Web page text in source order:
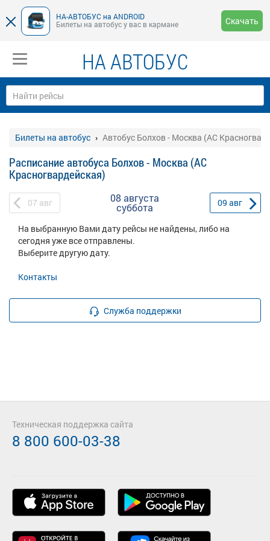
НА-АВТОБУС на ANDROID
Билеты на автобус у вас в кармане
Скачать
НА АВТОБУС
Билеты на автобус Автобус Болхов - Москва (АС
Расписание автобуса Болхов - Москва (АС
Красногвардейская)
07 авг 08 августа
суббота 09 авг
На выбранную Вами дату рейсы не найдены, либо на
сегодня уже все отправлены.
Выберите другую дату.
Контакты
Служба поддержки
Техническая поддержка сайта
8 800 600-03-38